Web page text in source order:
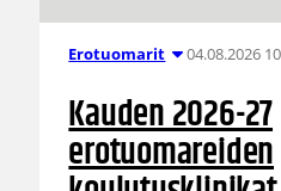
Erotuomarit 04.08.2026
Kauden 2026-27
erotuomareiden